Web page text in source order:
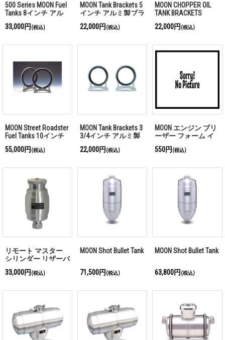
500 Series MOON Fuel
Tanks 8インチ アル
33,000円 (税込)
MOON Tank Brackets 5
インチ アルミ製ブラ
22,000円 (税込)
MOON CHOPPER OIL
TANK BRACKETS
22,000円 (税込)
MOON Street Roadster
Fuel Tanks 10インチ
55,000円 (税込)
MOON Tank Brackets 3
3/4インチ アルミ製
22,000円 (税込)
MOON エンジン ブリ
ーザー フォーム イ
550円 (税込)
リモート マスター
シリンダー リザーバ
33,000円 (税込)
MOON Shot Bullet Tank
71,500円 (税込)
MOON Shot Bullet Tank
63,800円 (税込)